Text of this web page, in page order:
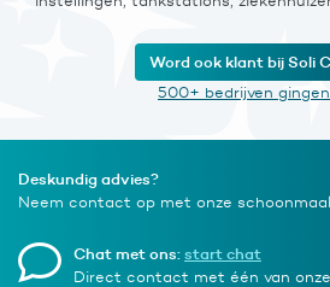
Word ook klant bij Soli
500+ bedrijven
Deskundig advies?
Neem contact op met onze
Chat met ons:start chat
Direct contact met één van